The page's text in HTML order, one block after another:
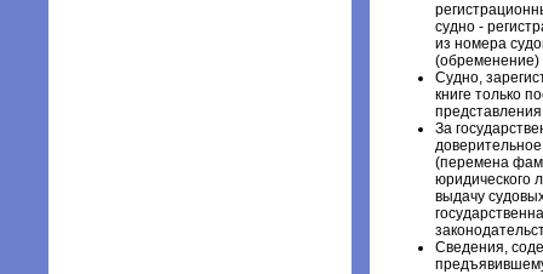
судно -
из номера
(обременение)
Судно,
книге только
За
(перемена
юридического
выдачу
Сведения,